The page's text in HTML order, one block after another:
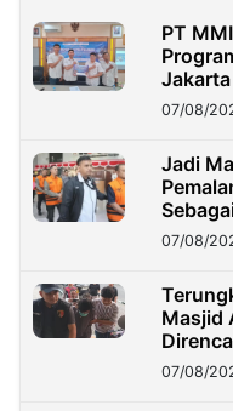
PT
07/08/
Jadi
07/08/
Masjid
07/08/